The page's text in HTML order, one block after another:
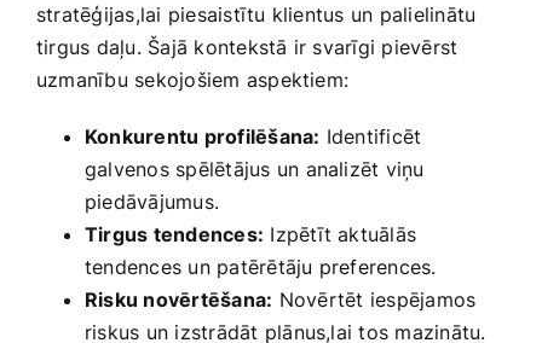
stratēģijas,lai piesaistītu klientus un palielinātu‌
tirgus daļu. Šajā kontekstā ir svarīgi pievērst
uzmanību sekojošiem aspektiem:
Konkurentu​ profilēšana: Identificēt
galvenos spēlētājus un analizēt viņu
piedāvājumus.
Tirgus tendences: Izpētīt aktuālās
tendences un patērētāju preferences.
Risku novērtēšana: Novērtēt⁤ iespējamos
riskus un izstrādāt plānus,lai tos mazinātu.